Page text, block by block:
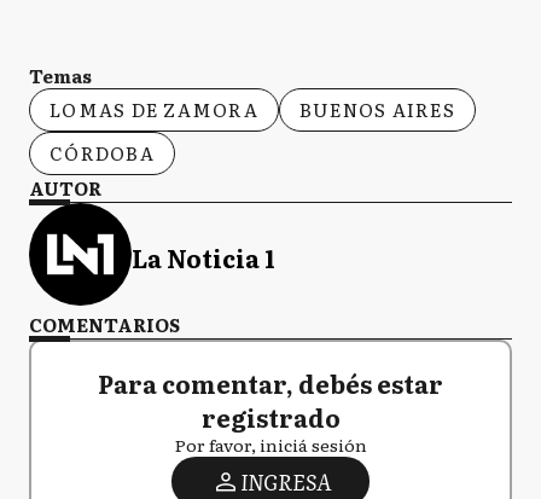
Temas
LOMAS DE ZAMORA
BUENOS AIRES
CÓRDOBA
AUTOR
La Noticia 1
COMENTARIOS
Para comentar, debés estar
registrado
Por favor, iniciá sesión
INGRESA